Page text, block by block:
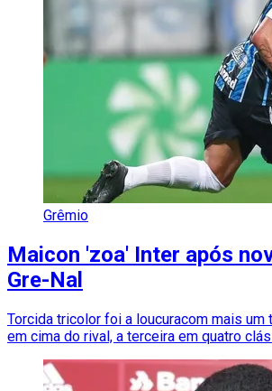
Grêmio
Maicon 'zoa' Inter após
Gre-Nal
Torcida tricolor foi a loucuracom mais um
em cima do rival, a terceira em quatro